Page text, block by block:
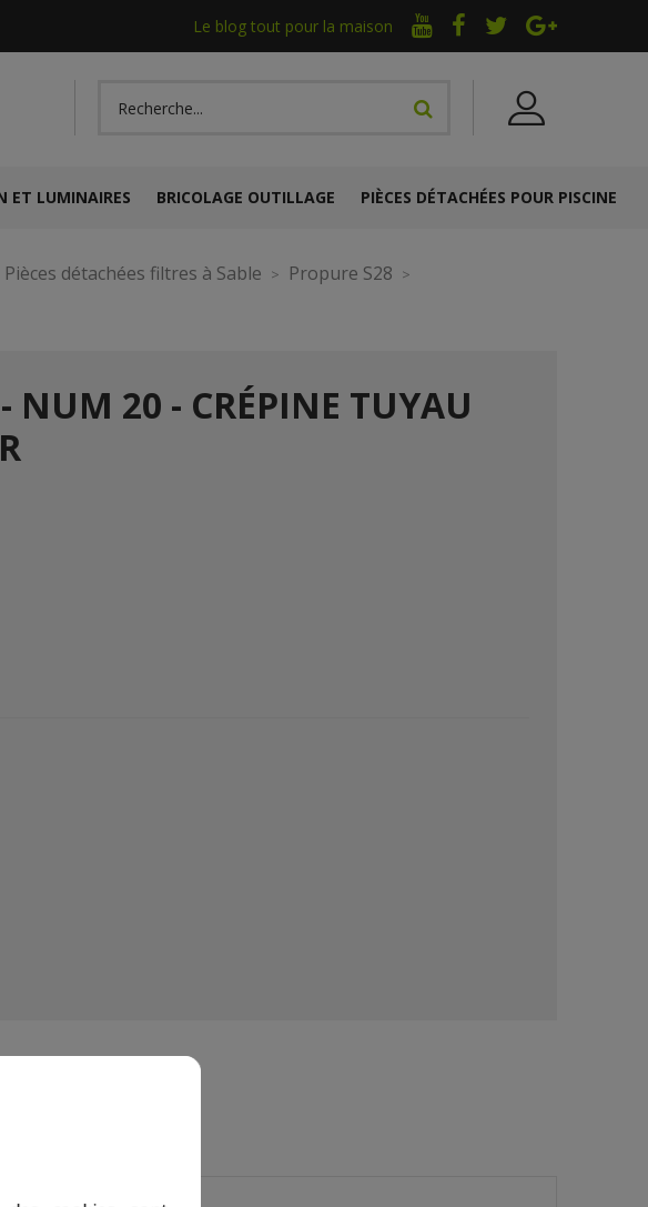
Le blog tout pour la maison
ET LUMINAIRES BRICOLAGE OUTILLAGE PIÈCES DÉTACHÉES POUR PISCINE
Pièces détachées filtres à Sable
Propure S28
NUM 20 - CRÉPINE TUYAU